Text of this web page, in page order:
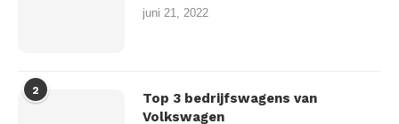
juni 21, 2022
2
Top 3 bedrijfswagens van
Volkswagen